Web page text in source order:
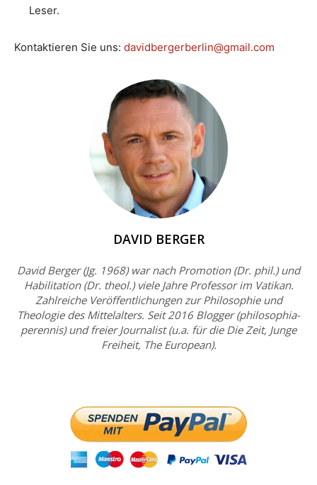
Leser.
Kontaktieren Sie uns: davidbergerberlin@gmail.com
DAVID BERGER
David Berger (Jg. 1968) war nach Promotion (Dr. phil.) und
Habilitation (Dr. theol.) viele Jahre Professor im Vatikan.
Zahlreiche Veröffentlichungen zur Philosophie und
Theologie des Mittelalters. Seit 2016 Blogger (philosophia-
perennis) und freier Journalist (u.a. für die Die Zeit, Junge
Freiheit, The European).